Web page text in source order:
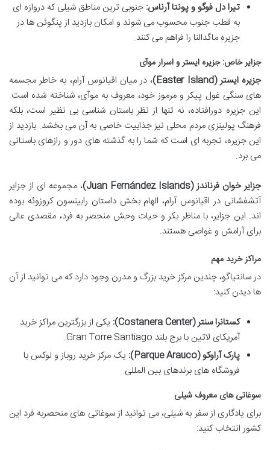
تیرا دل فوگو و پونتا آرناس: جنوبی ترین مناطق شیلی که دروازه ای
به قطب جنوب محسوب می شوند و امکان بازدید از پنگوئن ها در
جزیره ماگدالنا را فراهم می کنند.
جزایر خاص: جزیره ایستر و اسرار موآی
جزیره ایستر (Easter Island)
، در میان اقیانوس آرام، به خاطر مجسمه
های سنگی غول پیکر و مرموز خود، معروف به موآی، شناخته شده است.
این جزیره دورافتاده، نه تنها از نظر باستان شناسی بی نظیر است، بلکه
فرهنگ پولینزی مردم محلی نیز جذابیت خاصی به آن می بخشد. بازدید از
این جزیره، تجربه ای است که شما را به گذشته های دور و رازهای باستانی
می برد.
جزایر خوان فرناندز (Juan Fernández Islands)
، مجموعه ای از جزایر
آتشفشانی در اقیانوس آرام، الهام بخش داستان رابینسون کروزوئه بوده
اند. این جزایر، با مناظر بکر و حیات وحش منحصر به فرد، مقصدی عالی
برای آرامش و غواصی هستند.
مراکز خرید مهم
در سانتیاگو، چندین مرکز خرید بزرگ و مدرن وجود دارد که می توانید از آن
ها دیدن کنید:
کستانرا سنتر (Costanera Center):
یکی از بزرگترین مراکز خرید
آمریکای لاتین با برج بلند Gran Torre Santiago.
پارک آراوکو (Parque Arauco):
یک مرکز خرید روباز و لوکس با
فروشگاه های برندهای بین المللی.
سوغاتی های معروف شیلی
برای یادگاری از سفر به شیلی، می توانید از سوغاتی های منحصربه فرد این
کشور انتخاب کنید: